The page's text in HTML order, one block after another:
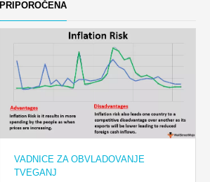
PRIPOROČENA
VADNICE ZA OBVLADOVANJE
TVEGANJ